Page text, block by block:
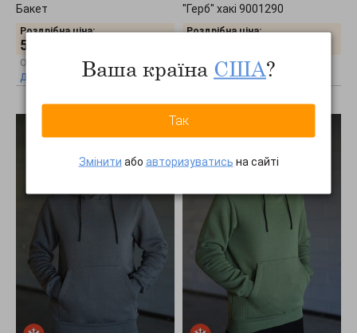
Бакет
Роздрібна ціна:
512
Оптова ціна:
Дізнатись оптову ціну
"Герб" хакі 9001290
Роздрібна ціна:
Оптова ціна:
Дізнатись оптову ціну
Ваша країна США?
Так
Змінити або авторизуватись на сайті